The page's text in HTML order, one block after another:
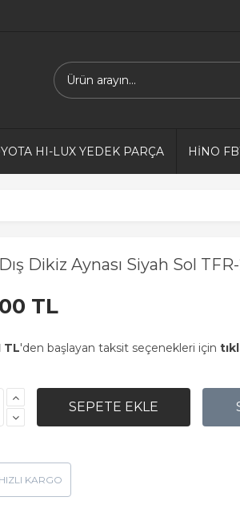
HI-LUX YEDEK PARÇA HİNO
Dikiz Aynası Siyah Sol
TL
TL'den başlayan taksit seçenekleri için